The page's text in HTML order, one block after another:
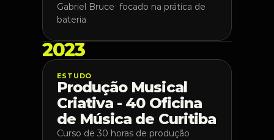
Gabriel Bruce  focado na prática de
bateria
2023
ESTUDO
Produção Musical
Criativa - 40 Oficina
de Música de Curitiba
Curso de 30 horas de produção